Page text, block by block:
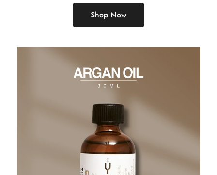
Shop Now